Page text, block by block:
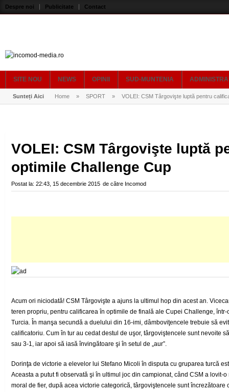
Despre noi Publicitate Contact
SITE NOU NEWS OPINII SUD-MUNTENIA
Sunteți Aici Home » SPORT » VOLEI: CSM Târgovişte luptă pentru
VOLEI: CSM Târgovişte luptă
optimile Challenge Cup
Postat la: 22:43, 15 decembrie 2015 de către Incomod
Acum ori niciodată! CSM Târgovişte a ajuns la ultimul hop din acest an.
teren propriu, pentru calificarea în optimile de finală ale Cupei Challenge, într-
Turcia. În manşa secundă a duelului din 16-imi, dâmboviţencele trebuie să
calificatoriu. Cum în tur au cedat destul de uşor, târgoviştencele sunt nevoite
sau 3-1, iar apoi să iasă învingătoare şi în setul de „aur”.
Dorinţa de victorie a elevelor lui Stefano Micoli în disputa cu gruparea turcă
Aceasta a putut fi observată şi în ultimul joc din campionat, când CSM a lovit-
moral de fier, după acea victorie categorică, târgoviştencele sunt